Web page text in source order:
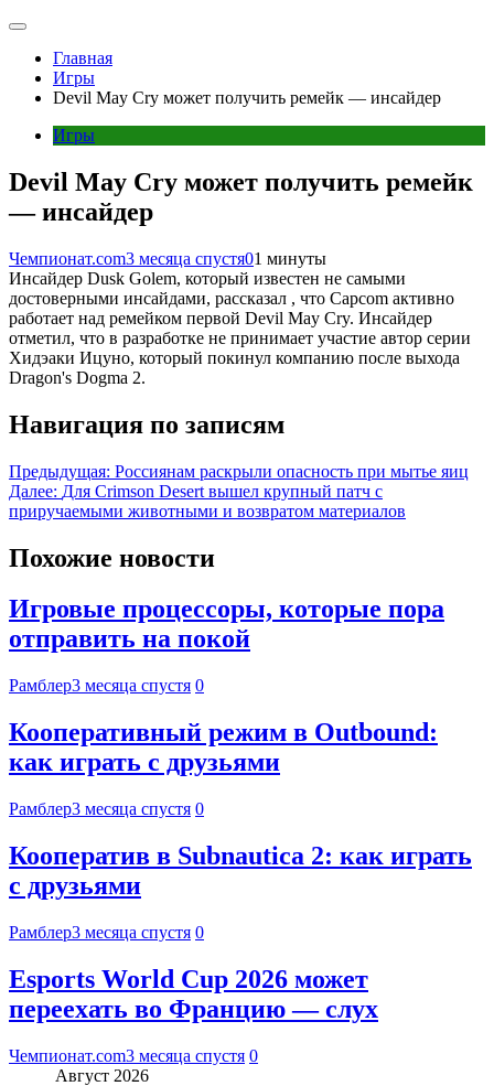
Главная
Игры
Devil May Cry может получить ремейк — инсайдер
Игры
Devil May Cry может получить ремейк
— инсайдер
Чемпионат.com3 месяца спустя01 минуты
Инсайдер Dusk Golem, который известен не самыми
достоверными инсайдами, рассказал , что Capcom активно
работает над ремейком первой Devil May Cry. Инсайдер
отметил, что в разработке не принимает участие автор серии
Хидэаки Ицуно, который покинул компанию после выхода
Dragon's Dogma 2.
Навигация по записям
Предыдущая: Россиянам раскрыли опасность при мытье яиц
Далее: Для Crimson Desert вышел крупный патч с
приручаемыми животными и возвратом материалов
Похожие новости
Игровые процессоры, которые пора
отправить на покой
Рамблер3 месяца спустя 0
Кооперативный режим в Outbound:
как играть с друзьями
Рамблер3 месяца спустя 0
Кооператив в Subnautica 2: как играть
с друзьями
Рамблер3 месяца спустя 0
Esports World Cup 2026 может
переехать во Францию — слух
Чемпионат.com3 месяца спустя 0
Август 2026